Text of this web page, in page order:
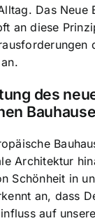
Das Neue
an diese
des
Architektur
Schönheit in
an, dass
auf